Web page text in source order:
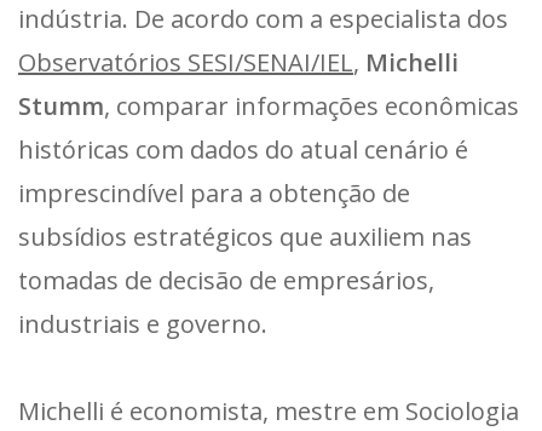
indústria. De acordo com a especialista dos
Observatórios SESI/SENAI/IEL, Michelli
Stumm, comparar informações econômicas
históricas com dados do atual cenário é
imprescindível para a obtenção de
subsídios estratégicos que auxiliem nas
tomadas de decisão de empresários,
industriais e governo.
Michelli é economista, mestre em Sociologia